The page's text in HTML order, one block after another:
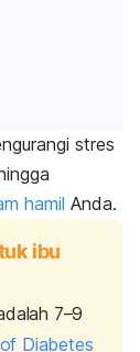
stres
hamil Anda.
ibu
7–9
Diabetes